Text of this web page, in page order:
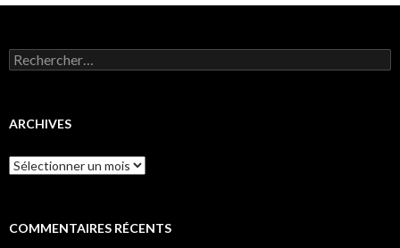
Rechercher :
ARCHIVES
Archives
COMMENTAIRES RÉCENTS